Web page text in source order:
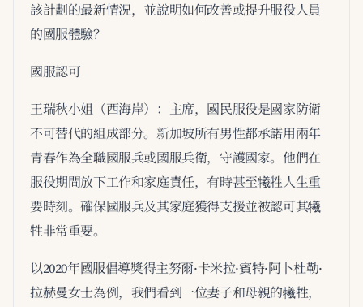
該計劃的最新情況，並說明如何改善或提升服役人員
的國服體驗？
國服認可
王瑞秋小姐（西海岸）：主席，國民服役是國家防衛
不可替代的組成部分。新加坡所有男性都承諾用兩年
青春作為全職國服兵或國服兵衛，守護國家。他們在
服役期間放下工作和家庭責任，有時甚至犧牲人生重
要時刻。確保國服兵及其家庭獲得支援並被認可其犧
牲非常重要。
以2020年國服倡導獎得主努爾·卡米拉·賓特·阿卜杜勒·
拉赫曼女士為例，我們看到一位妻子和母親的犧牲，